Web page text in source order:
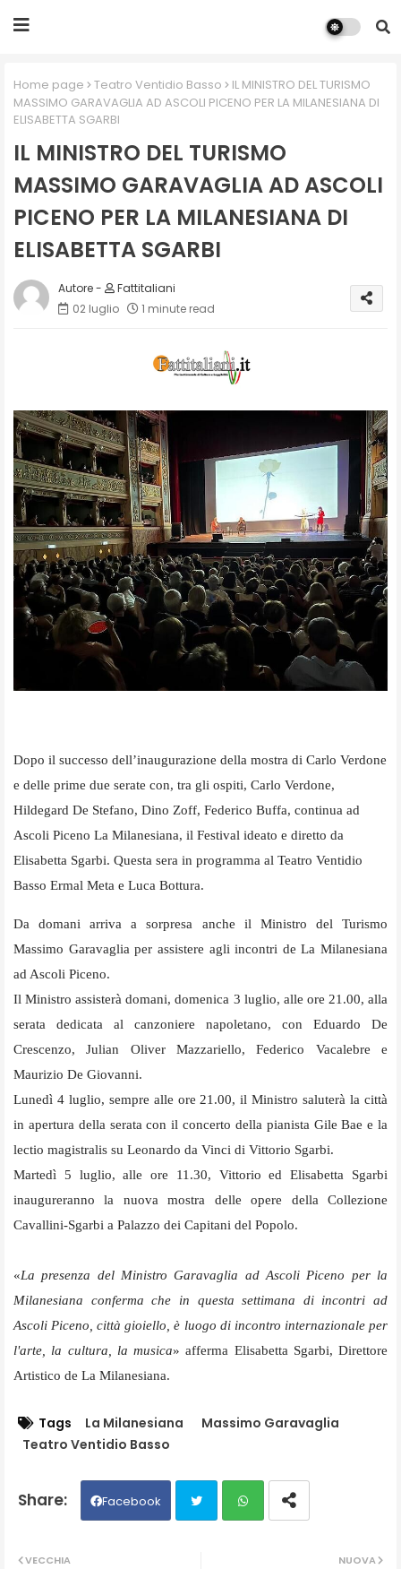
Home page Teatro Ventidio Basso
IL MINISTRO DEL TURISMO
MASSIMO GARAVAGLIA AD ASCOLI PICENO PER LA MILANESIANA DI
ELISABETTA SGARBI
IL MINISTRO DEL TURISMO
MASSIMO GARAVAGLIA AD ASCOLI
PICENO PER LA MILANESIANA DI
ELISABETTA SGARBI
Fattitaliani
02 luglio
1 minute read
Dopo il successo dell’inaugurazione della mostra di Carlo Verdone
e delle prime due serate con, tra gli ospiti, Carlo Verdone,
Hildegard De Stefano, Dino Zoff, Federico Buffa, continua ad
Ascoli Piceno La Milanesiana, il Festival ideato e diretto da
Elisabetta Sgarbi. Questa sera in programma al Teatro Ventidio
Basso Ermal Meta e Luca Bottura.
Da domani arriva a sorpresa anche il Ministro del Turismo
Massimo Garavaglia per assistere agli incontri de La Milanesiana
ad Ascoli Piceno.
Il Ministro assisterà domani, domenica 3 luglio, alle ore 21.00, alla
serata dedicata al canzoniere napoletano, con Eduardo De
Crescenzo, Julian Oliver Mazzariello, Federico Vacalebre e
Maurizio De Giovanni.
Lunedì 4 luglio, sempre alle ore 21.00, il Ministro saluterà la città
in apertura della serata con il concerto della pianista Gile Bae e la
lectio magistralis su Leonardo da Vinci di Vittorio Sgarbi.
Martedì 5 luglio, alle ore 11.30, Vittorio ed Elisabetta Sgarbi
inaugureranno la nuova mostra delle opere della Collezione
Cavallini-Sgarbi a Palazzo dei Capitani del Popolo.
«La presenza del Ministro Garavaglia ad Ascoli Piceno per la
Milanesiana conferma che in questa settimana di incontri ad
Ascoli Piceno, città gioiello, è luogo di incontro internazionale per
l'arte, la cultura, la musica» afferma Elisabetta Sgarbi, Direttore
Artistico de La Milanesiana.
Tags La Milanesiana
Massimo Garavaglia
Teatro Ventidio Basso
Facebook
NUOVA
VECCHIA